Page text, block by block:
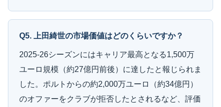
Q5. 上田綺世の市場価値はどのくらいですか？
2025-26シーズンにはキャリア最高となる1,500万
ユーロ規模（約27億円前後）に達したと報じられま
した。ポルトからの約2,000万ユーロ（約34億円）
のオファーをクラブが拒否したとされるなど、評価